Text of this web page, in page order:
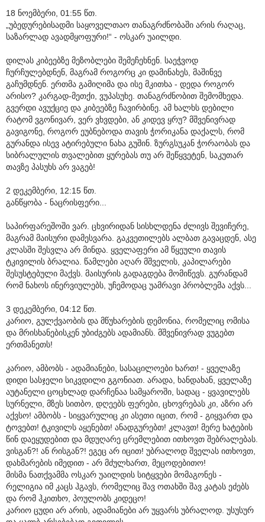
18 ნოემბერი, 01:55 წთ.
„უბედურებისადმი საყოველთაო თანაგრძნობაში არის რაღაც,
საზარლად ავადმყოფური!“ - ოსკარ უაილდი.
დილას კიბეებზე მეზობლები შემეჩეხნენ. საეჭვოდ
ჩურჩულებდნენ, მაგრამ როგორც კი დამინახეს, მაშინვე
გაჩუმდნენ. ერთმა გამიღიმა და ისე მკითხა - დედა როგორ
არისო? კარგად-მეთქი, ვუპასუხე. თანაგრძნობით შემომხედა.
გვერდი ავუქციე და კიბეებზე ჩავირბინე. ამ ხალხს დებილი
რატომ ვგონივარ, ვერ ვხვდები, ან კიდევ ყრუ? მშვენივრად
გავიგონე, როგორ ეუბნებოდა თავის ჭორიკანა დაქალს, რომ
გურანდა ისევ ატირებული ნახა გუშინ. ზურგსუკან ჭორაობას და
სიბრალულის თვალებით ყურებას თუ არ შეწყვეტენ, საკუთარ
თავზე პასუხს არ ვაგებ!
2 დეკემბერი, 12:15 წთ.
განწყობა - ნაცრისფერი...
საპირფარეშოში ვარ. ცხვირიდან სისხლდენა ძლივს შევიჩერე,
მაგრამ მაისური დამესვარა. გაკვეთილებს ალბათ გავაცდენ, ასე
კლასში შესვლა არ მინდა. ყველაფერი ამ წყეული თავის
ტკივილის ბრალია. წამლები აღარ მშველის, კაპილარები
შესუსტებული მაქვს. მაისურის გადაგდება მომიწევს. გურანდამ
რომ ნახოს ინერვიულებს, უჩემოდაც უამრავი პრობლემა აქვს...
3 დეკემბერი, 04:12 წთ.
კარიო, გულქვაობის და მწუხარების დემონია, რომელიც ომისა
და მრისხანებისკენ უბიძგებს ადამიანს. მშვენივრად ვუგებთ
ერთმანეთს!
კარიო, ამბობს - ადამიანები, სასაცილოები ხართ! - ყველაზე
დიდი სასჯელი სიკვდილი გგონიათ. არადა, ხანდახან, ყველაზე
აუტანელი ცოცხლად დარჩენაა სამყაროში, სადაც - ყვავილებს
სურნელი, მზეს სითბო, დღეებს ფერები, ცხოვრებას კი, აზრი არ
აქვსო! ამბობს - სიყვარულიც კი ასეთი იცით, რომ - გიყვართ და
ტოვებთ! ტკივილს აყენებთ! ანადგურებთ! კლავთ! მერე ხატების
წინ დაეყუდებით და მდუღარე ცრემლებით ითხოვთ შებრალებას.
ვისგან?! ან რისგან?! ეგეც არ იცით! უბრალოდ შველას ითხოვთ,
დახმარების იმედით - არ მძულხართ, მეცოდებითო!
მისმა ნათქვამმა ოსკარ უაილდის სიტყვები მომაგონეს -
რელიგია იმ კაცს ჰგავს, რომელიც შავ ოთახში შავ კატას ეძებს
და რომ ჰკითხო, პოულობს კიდეცო!
კარიო ცუდი არ არის, ადამიანები არ უყვარს უბრალოდ. უსუსურ